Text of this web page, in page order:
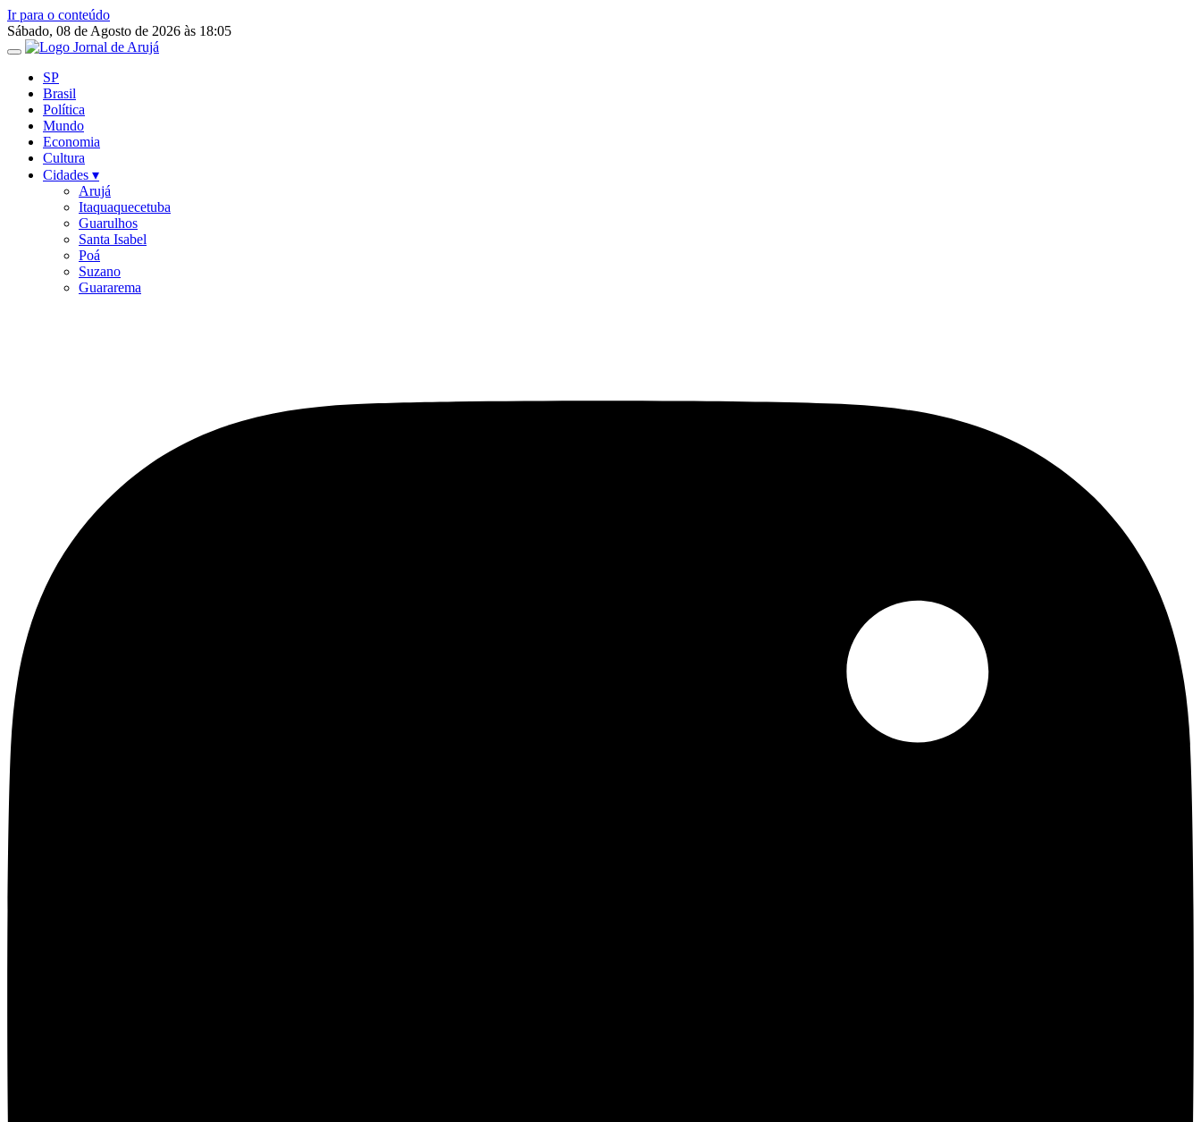
Ir para o conteúdo
Sábado, 08 de Agosto de 2026 às 18:05
SP
Brasil
Política
Mundo
Economia
Cultura
Cidades ▾
Arujá
Itaquaquecetuba
Guarulhos
Santa Isabel
Poá
Suzano
Guararema